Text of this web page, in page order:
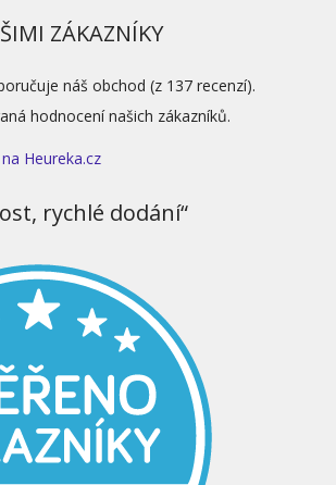
ZÁKAZNÍKY
náš obchod (z 137 recenzí).
hodnocení našich zákazníků.
Heureka.cz
rychlé dodání“